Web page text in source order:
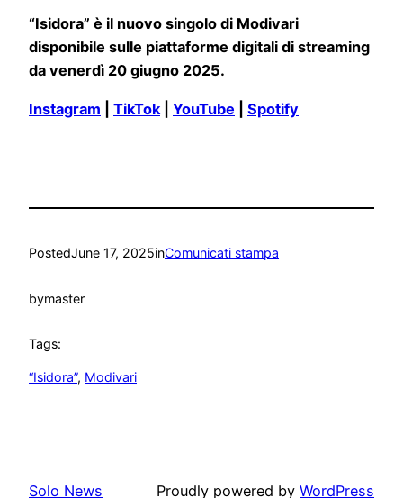
“Isidora” è il nuovo singolo di Modivari
disponibile sulle piattaforme digitali di streaming
da venerdì 20 giugno 2025.
Instagram TikTok YouTube Spotify
PostedJune 17, 2025inComunicati stampa
bymaster
Tags:
“Isidora”, Modivari
Solo News Proudly powered by WordPress